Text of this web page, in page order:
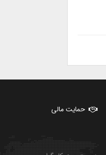
حمایت مالی